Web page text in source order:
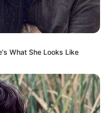
What She Looks Like